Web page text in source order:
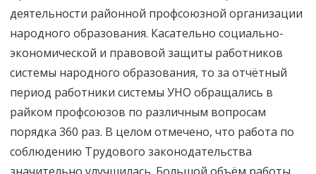
деятельности районной профсоюзной организации
народного образования. Касательно социально-
экономической и правовой защиты работников
системы народного образования, то за отчётный
период работники системы УНО обращались в
райком профсоюзов по различным вопросам
порядка 360 раз. В целом отмечено, что работа по
соблюдению Трудового законодательства